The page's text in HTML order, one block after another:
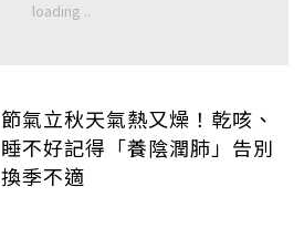
節氣立秋天氣熱又燥！乾咳、
睡不好記得「養陰潤肺」告別
換季不適